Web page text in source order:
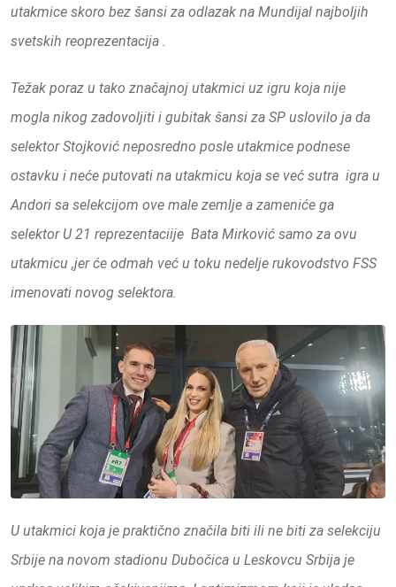
utakmice skoro bez šansi za odlazak na Mundijal najboljih
svetskih reoprezentacija .
Težak poraz u tako značajnoj utakmici uz igru koja nije
mogla nikog zadovoljiti i gubitak šansi za SP uslovilo ja da
selektor Stojković neposredno posle utakmice podnese
ostavku i neće putovati na utakmicu koja se već sutra igra u
Andori sa selekcijom ove male zemlje a zameniće ga
selektor U 21 reprezentaciije Bata Mirković samo za ovu
utakmicu ,jer će odmah već u toku nedelje rukovodstvo FSS
imenovati novog selektora.
U utakmici koja je praktično značila biti ili ne biti za selekciju
Srbije na novom stadionu Dubočica u Leskovcu Srbija je